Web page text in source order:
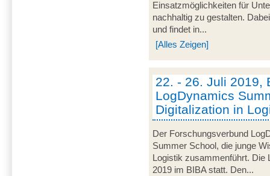
Einsatzmöglichkeiten für
nachhaltig zu gestalten.
und findet in...
[Alles Zeigen]
22. - 26. Juli 2019,
LogDynamics
Digitalization in
Der Forschungsverbund
Summer School, die junge
Logistik zusammenführt. Die
2019 im BIBA statt. Den...